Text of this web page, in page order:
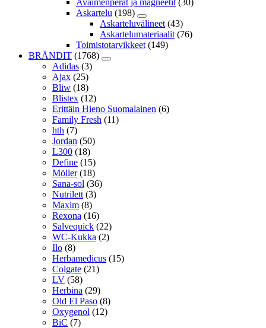
Avaimenperät ja magneetit (30)
Askartelu (198)
Askarteluvälineet (43)
Askartelumateriaalit (76)
Toimistotarvikkeet (149)
BRÄNDIT (1768)
Adidas (3)
Ajax (25)
Bliw (18)
Blistex (12)
Erittäin Hieno Suomalainen (6)
Family Fresh (11)
hth (7)
Jordan (50)
L300 (18)
Define (15)
Möller (18)
Sana-sol (36)
Nutrilett (3)
Maxim (8)
Rexona (16)
Salvequick (22)
WC-Kukka (2)
Ilo (8)
Herbamedicus (15)
Colgate (21)
LV (58)
Herbina (29)
Old El Paso (8)
Oxygenol (12)
BiC (7)